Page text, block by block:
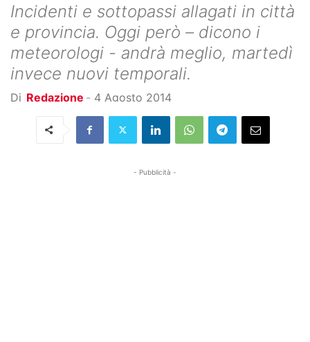
Incidenti e sottopassi allagati in città
e provincia. Oggi però – dicono i
meteorologi - andrà meglio, martedì
invece nuovi temporali.
Di Redazione - 4 Agosto 2014
- Pubblicità -